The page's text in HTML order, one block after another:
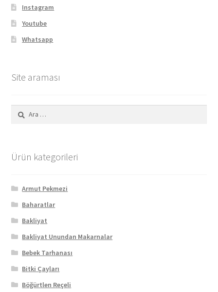
Instagram
Youtube
Whatsapp
Site araması
Ürün kategorileri
Armut Pekmezi
Baharatlar
Bakliyat
Bakliyat Unundan Makarnalar
Bebek Tarhanası
Bitki Çayları
Böğürtlen Reçeli